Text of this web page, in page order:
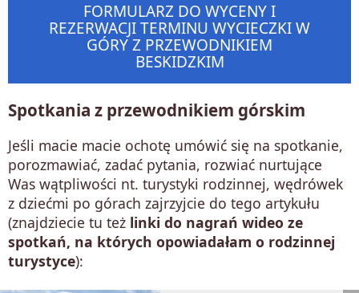
FORMULARZ DO WYCENY I
REZERWACJI TERMINU WYCIECZKI W
GÓRY Z PRZEWODNIKIEM
BESKIDZKIM
Spotkania z przewodnikiem górskim
Jeśli macie macie ochotę umówić się na spotkanie,
porozmawiać, zadać pytania, rozwiać nurtujące
Was wątpliwości nt. turystyki rodzinnej, wędrówek
z dziećmi po górach zajrzyjcie do tego artykułu
(znajdziecie tu też linki do nagrań wideo ze
spotkań, na których opowiadałam o rodzinnej
turystyce):